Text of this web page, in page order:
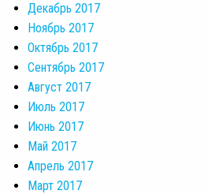
Декабрь 2017
Ноябрь 2017
Октябрь 2017
Сентябрь 2017
Август 2017
Июль 2017
Июнь 2017
Май 2017
Апрель 2017
Март 2017